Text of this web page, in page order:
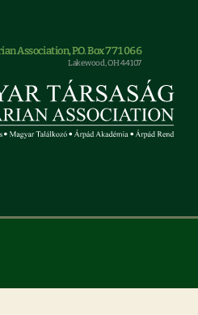
Association, P.O. Box 771066
Lakewood, OH 44107